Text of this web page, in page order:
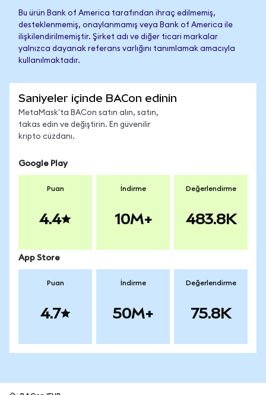
Bu ürün Bank of America tarafından ihraç edilmemiş,
desteklenmemiş, onaylanmamış veya Bank of America ile
ilişkilendirilmemiştir. Şirket adı ve diğer ticari markalar
yalnızca dayanak referans varlığını tanımlamak amacıyla
kullanılmaktadır.
Saniyeler içinde BACon edinin
MetaMask'ta BACon satın alın, satın,
takas edin ve değiştirin. En güvenilir
kripto cüzdanı.
Google Play
Puan
4.4
İndirme
10M+
Değerlendirme
483.8K
App Store
Puan
4.7
İndirme
50M+
Değerlendirme
75.8K